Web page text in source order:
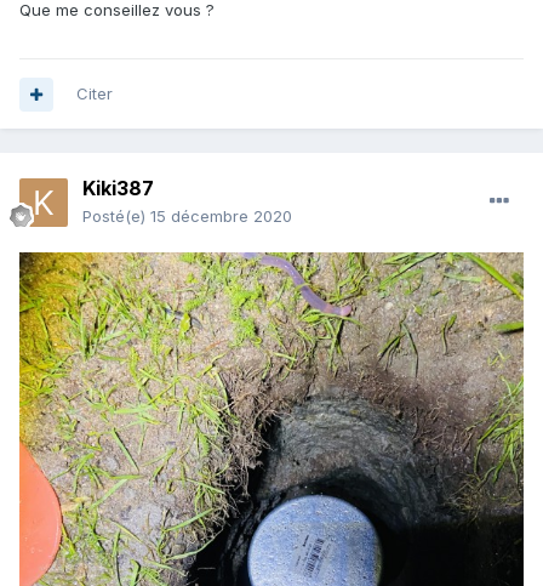
Que me conseillez vous ?
Citer
Kiki387
Posté(e) 15 décembre 2020